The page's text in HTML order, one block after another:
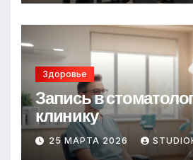
Здоровье
Запись в
клинику
25 МАРТА 2026